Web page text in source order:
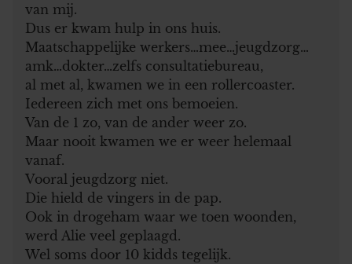
van mij.
Dus er kwam hulp in ons huis.
Maatschappelijke werkers…mee…jeugdzorg…
amk…dokter…zelfs consultatiebureau,
al met al, kwamen we in een rollercoaster.
Iedereen zich met ons bemoeien.
Van de 1 zo, van de ander weer zo.
Maar nooit kwamen we er weer helemaal
vanaf.
Vooral jeugdzorg niet.
Die hield de vingers in de pap.
Ook in drogeham waar we toen woonden,
werd Alie veel geplaagd.
Wel soms door 10 kidds tegelijk.